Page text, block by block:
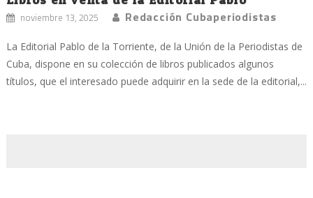
noviembre 13, 2025 Redacción Cubaperiodistas
La Editorial Pablo de la Torriente, de la Unión de la Periodistas de
Cuba, dispone en su colección de libros publicados algunos
títulos, que el interesado puede adquirir en la sede de la editorial,...